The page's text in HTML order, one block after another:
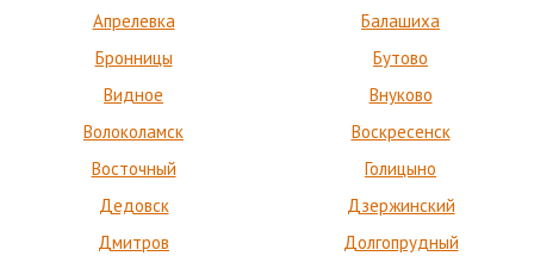
Апрелевка
Балашиха
Бронницы
Бутово
Видное
Внуково
Волоколамск
Воскресенск
Восточный
Голицыно
Дедовск
Дзержинский
Дмитров
Долгопрудный